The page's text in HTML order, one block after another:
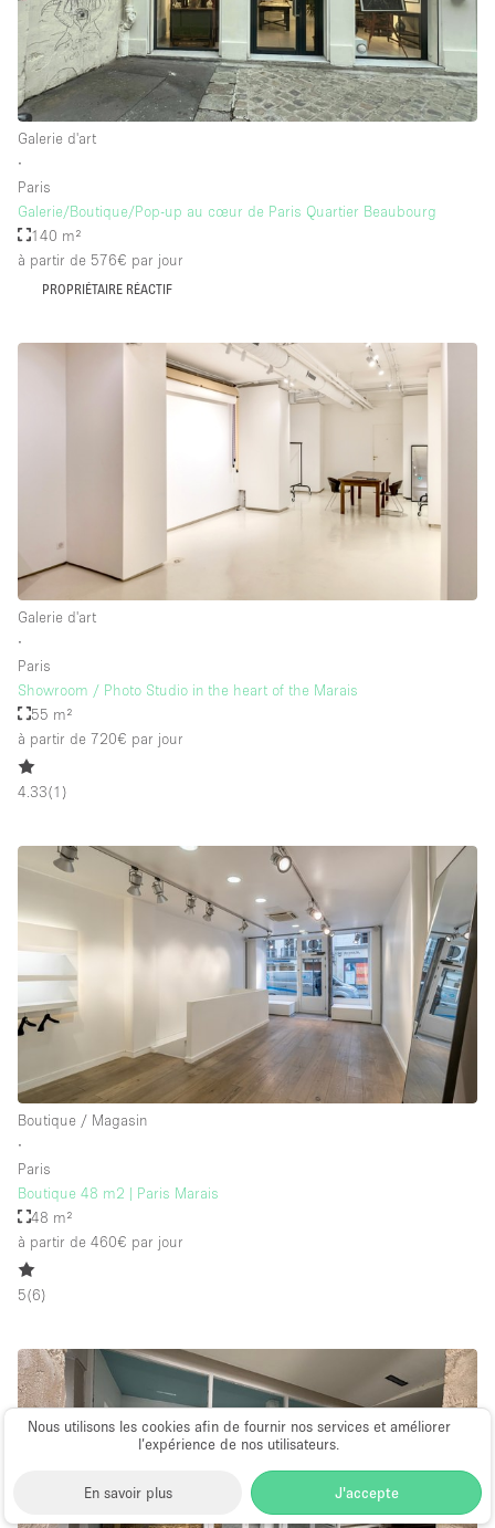
Nous utilisons les cookies afin de fournir nos services et améliorer
l’expérience de nos utilisateurs.
En savoir plus J'accepte
Galerie d'art
∙
Paris
Galerie/Boutique/Pop-up au cœur de Paris Quartier Beaubourg
140 m²
à partir de 576€ par jour
PROPRIÉTAIRE RÉACTIF
Galerie d'art
∙
Paris
Showroom / Photo Studio in the heart of the Marais
55 m²
à partir de 720€ par jour
4.33(1 )
Boutique / Magasin
∙
Paris
Boutique 48 m2 | Paris Marais
48 m²
à partir de 460€ par jour
5(6)